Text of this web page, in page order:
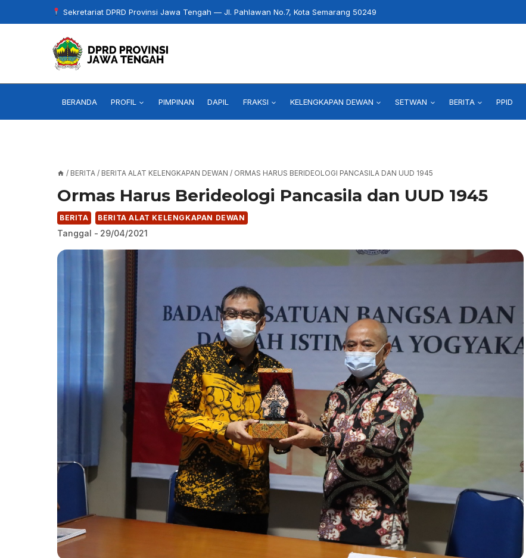
to
Sekretariat DPRD Provinsi Jawa Tengah — Jl. Pahlawan No.7, Kota Semarang 50249
BERANDA PROFIL PIMPINAN DAPIL FRAKSI KELENGKAPAN DEWAN SETWAN BERITA PPID
/ BERITA / BERITA ALAT KELENGKAPAN DEWAN / ORMAS HARUS BERIDEOLOGI PANCASILA DAN UUD 1945
Ormas Harus Berideologi Pancasila dan UUD 1945
BERITA BERITA ALAT KELENGKAPAN DEWAN
Tanggal - 29/04/2021